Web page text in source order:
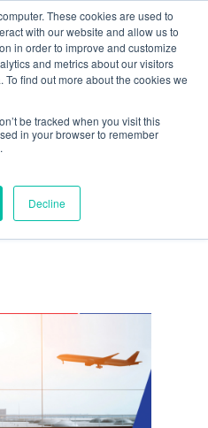
These cookies are used to
with our website and allow us to
in order to improve and customize
and metrics about our visitors
find out more about the cookies we
be tracked when you visit this
in your browser to remember
Decline
хэрэгтэй вэ?